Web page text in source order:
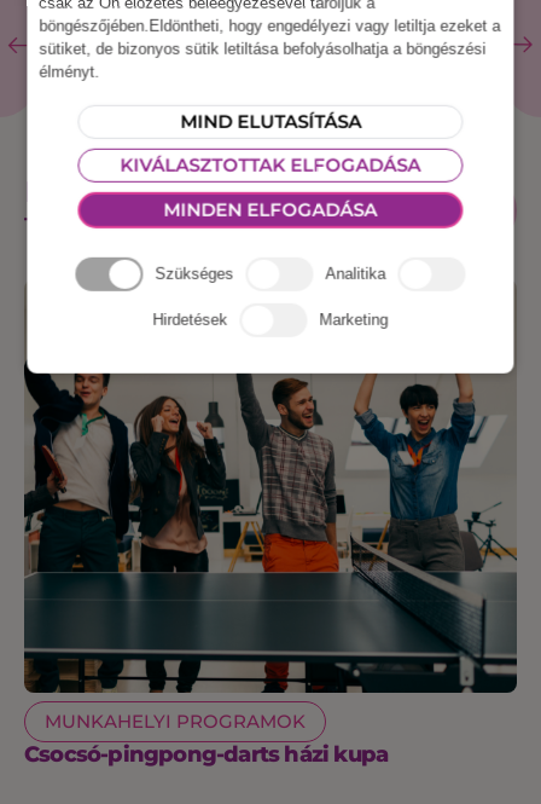
KAPCSOLÓDÓ
TERMÉKEK
ÖSSZES
ESZKÖZ
MUNKAHELYI PROGRAMOK
Csocsó-pingpong-darts házi kupa
böngészőjében.Eldöntheti, hogy engedélyezi vagy letiltja ezeket a
sütiket, de bizonyos sütik letiltása befolyásolhatja a böngészési
élményt.
MIND ELUTASÍTÁSA
KIVÁLASZTOTTAK ELFOGADÁSA
MINDEN ELFOGADÁSA
Szükséges Analitika
Hirdetések Marketing